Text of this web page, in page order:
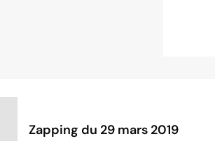
Zapping du 29 mars 2019